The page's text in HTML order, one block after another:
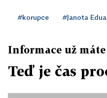
#korupce #Janota
Informace už máte
Teď je čas